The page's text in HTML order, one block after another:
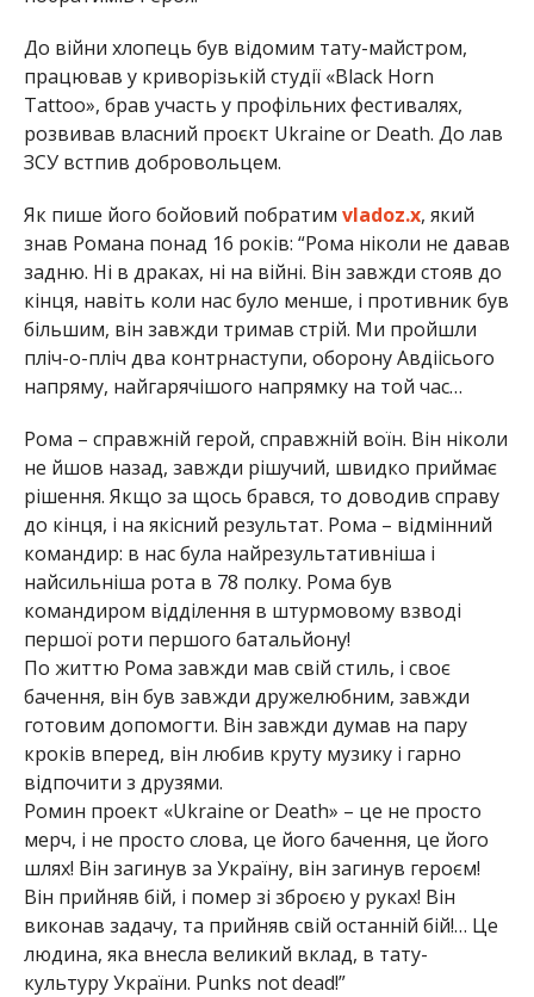
До війни хлопець був відомим тату-майстром,
працював у криворізькій студії «Black Horn
Tattoo», брав участь у профільних фестивалях,
розвивав власний проєкт Ukraine or Death. До лав
ЗСУ встпив добровольцем.
Як пише його бойовий побратим vladoz.x, який
знав Романа понад 16 років: “Рома ніколи не давав
задню. Ні в драках, ні на війні. Він завжди стояв до
кінця, навіть коли нас було менше, і противник був
більшим, він завжди тримав стрій. Ми пройшли
пліч-о-пліч два контрнаступи, оборону Авдіісього
напряму, найгарячішого напрямку на той час…
Рома – справжній герой, справжній воїн. Він ніколи
не йшов назад, завжди рішучий, швидко приймає
рішення. Якщо за щось брався, то доводив справу
до кінця, і на якісний результат. Рома – відмінний
командир: в нас була найрезультативніша і
найсильніша рота в 78 полку. Рома був
командиром відділення в штурмовому взводі
першої роти першого батальйону!
По життю Рома завжди мав свій стиль, і своє
бачення, він був завжди дружелюбним, завжди
готовим допомогти. Він завжди думав на пару
кроків вперед, він любив круту музику і гарно
відпочити з друзями.
Ромин проект «Ukraine or Death» – це не просто
мерч, і не просто слова, це його бачення, це його
шлях! Він загинув за Україну, він загинув героєм!
Він прийняв бій, і помер зі зброєю у руках! Він
виконав задачу, та прийняв свій останній бій!… Це
людина, яка внесла великий вклад, в тату-
культуру України. Punks not dead!”